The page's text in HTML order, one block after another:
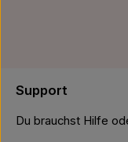
Support
Du brauchst Hilfe